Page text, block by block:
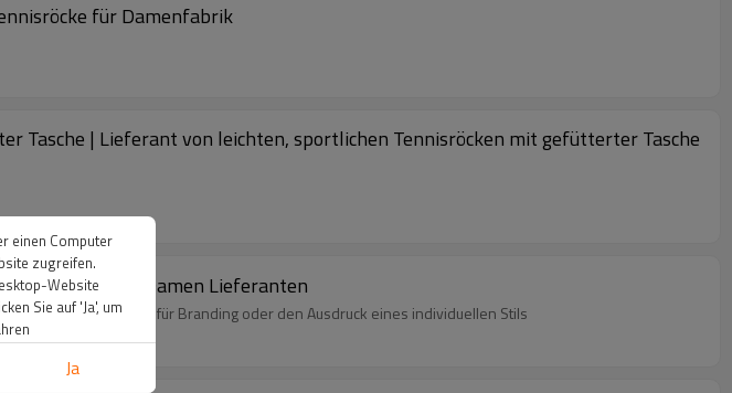
für Damenfabrik
| Lieferant von leichten, sportlichen Tennisröcken mit gefütterter Tasche
Set für Damen Lieferanten
Logo, perfekt für Branding oder den Ausdruck eines individuellen Stils
einen Computer
zugreifen.
Website
Sie auf 'Ja', um
Ja